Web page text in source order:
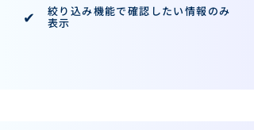
✔︎ 絞り込み機能で確認したい情報のみ
表示